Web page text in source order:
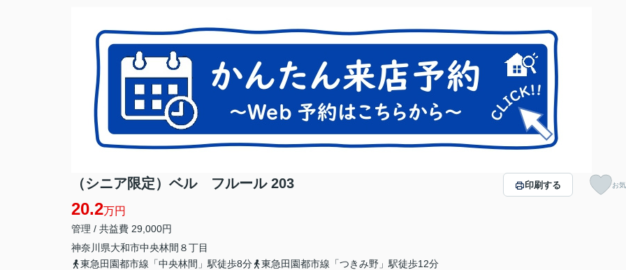
（シニア限定）ベル フルール 203
20.2万円
管理 / 共益費 29,000円
神奈川県大和市中央林間 ８丁目
東急田園都市線「中央林間」駅徒歩8分
東急田園都市線「つきみ野」駅徒歩12分
印刷する お